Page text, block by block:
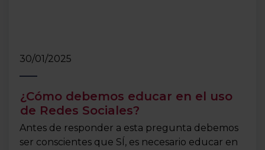
30/01/2025
¿Cómo debemos educar en el uso
de Redes Sociales?
Antes de responder a esta pregunta debemos
ser conscientes que SÍ, es necesario educar en